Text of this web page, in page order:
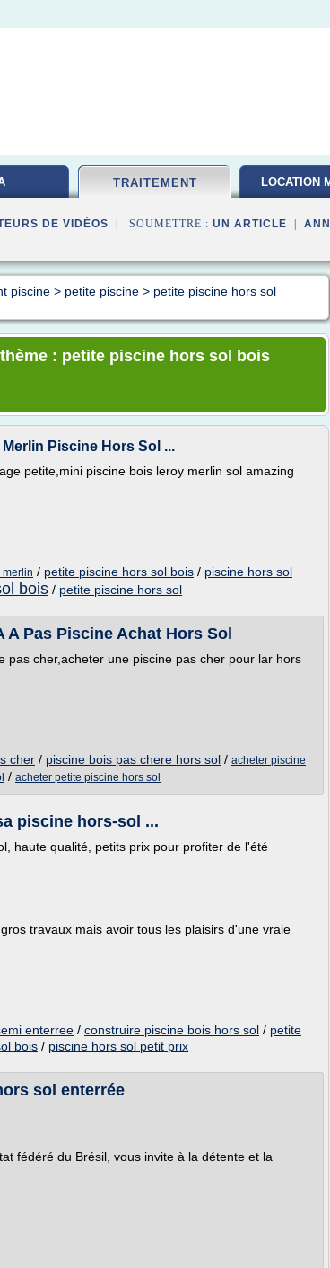
TRAITEMENT LOCATION
DE VIDÉOS | SOUMETTRE : UN ARTICLE
piscine > petite piscine > petite piscine hors sol
: petite piscine hors sol bois
Piscine Hors Sol ...
petite,mini piscine bois leroy merlin sol amazing
merlin / petite piscine hors sol bois / piscine hors sol
bois / petite piscine hors sol
A Pas Piscine Achat Hors Sol
pas cher,acheter une piscine pas cher pour lar hors
cher / piscine bois pas chere hors sol / acheter piscine
/ acheter petite piscine hors sol
piscine hors-sol ...
haute qualité, petits prix pour profiter de l'été
travaux mais avoir tous les plaisirs d'une vraie
enterree / construire piscine bois hors sol / petite
bois / piscine hors sol petit prix
sol enterrée
fédéré du Brésil, vous invite à la détente et la